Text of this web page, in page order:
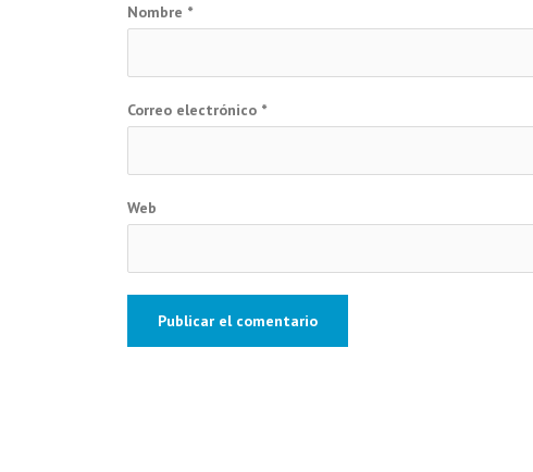
Nombre *
Correo electrónico *
Web